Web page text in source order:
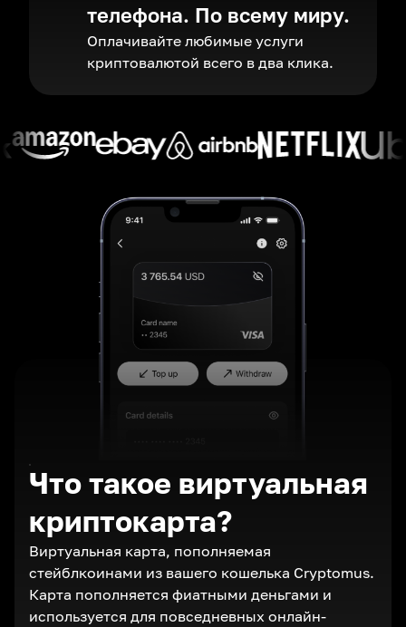
телефона. По всему миру.
Оплачивайте любимые услуги
криптовалютой всего в два клика.
Что такое виртуальная
криптокарта?
Виртуальная карта, пополняемая
стейблкоинами из вашего кошелька Cryptomus.
Карта пополняется фиатными деньгами и
используется для повседневных онлайн-